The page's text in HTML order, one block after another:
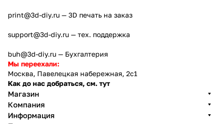
print@3d-diy.ru — 3D печать на заказ
support@3d-diy.ru — тех. поддержка
buh@3d-diy.ru — Бухгалтерия
Мы переехали:
Москва, Павелецкая набережная, 2с1
Как до нас добраться, см. тут
Магазин
Компания
Информация